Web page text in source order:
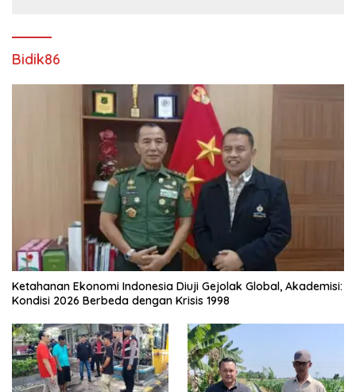
Bidik86
Ketahanan Ekonomi Indonesia Diuji Gejolak Global, Akademisi:
Kondisi 2026 Berbeda dengan Krisis 1998